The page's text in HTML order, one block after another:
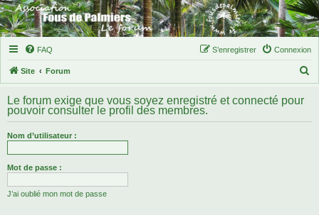
FAQ Connexion
S’enregistrer
Site Forum
h
Le forum exige que vous soyez enregistré et connecté pour
pouvoir consulter le profil des membres.
Nom d’utilisateur :
Mot de passe :
J’ai oublié mon mot de passe